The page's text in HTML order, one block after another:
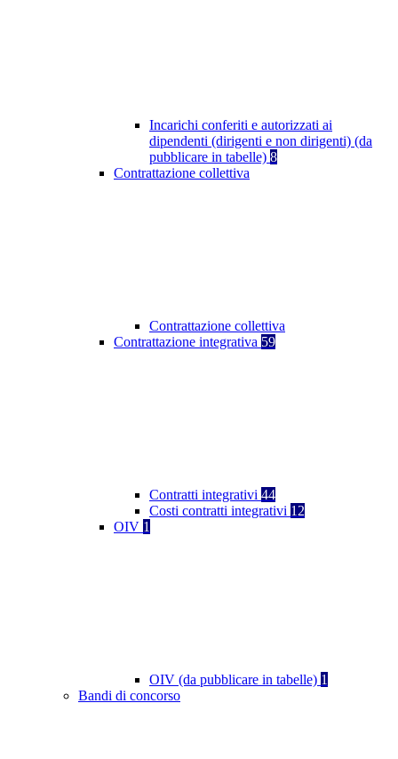
Incarichi conferiti e autorizzati ai
dipendenti (dirigenti e non dirigenti) (da
pubblicare in tabelle) 8
Contrattazione collettiva
Contrattazione collettiva
Contrattazione integrativa 59
Contratti integrativi 44
Costi contratti integrativi 12
OIV 1
OIV (da pubblicare in tabelle) 1
Bandi di concorso